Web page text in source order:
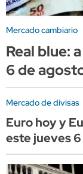
Mercado cambiario
Real blue:
6 de
Mercado de divisas
Euro hoy y
este jueves